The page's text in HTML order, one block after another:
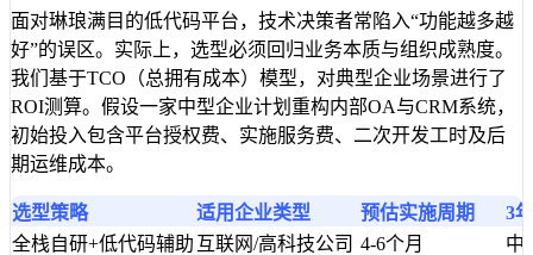
面对琳琅满目的低代码平台，技术决策者常陷入“功能越多越
好”的误区。实际上，选型必须回归业务本质与组织成熟度。
我们基于TCO（总拥有成本）模型，对典型企业场景进行了
ROI测算。假设一家中型企业计划重构内部OA与CRM系统，
初始投入包含平台授权费、实施服务费、二次开发工时及后
期运维成本。
选型策略 适用企业类型 预估实施周期
3
全栈自研+低代码辅助 互联网/高科技公司 4-6个月
中